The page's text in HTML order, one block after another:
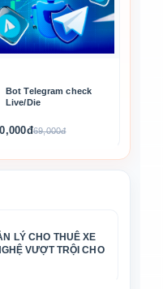
Bot Telegram check
Live/Die
69,000đ
LÝ CHO THUÊ XE
VƯỢT TRỘI CHO